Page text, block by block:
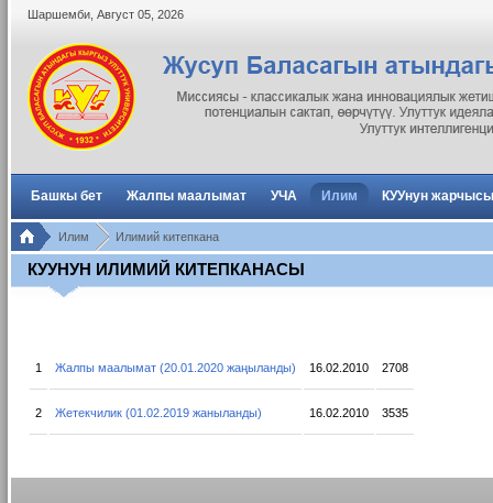
Шаршемби Август 05 2026
Башкы бет Жалпы маалымат УЧА Илим КУУнун жарчысы
Илим Илимий китепкана
КУУНУН ИЛИМИЙ КИТЕПКАНАСЫ
1 Жалпы маалымат (20.01.2020 жаңыланды) 16.02.2010 2708
2 Жетекчилик (01.02.2019 жаныланды) 16.02.2010 3535